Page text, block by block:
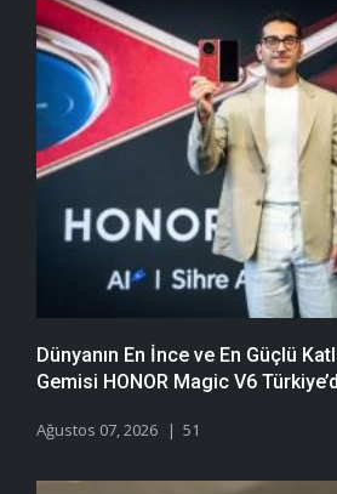
Dünyanın En İnce ve En Güçlü
Gemisi HONOR Magic V6
Ağustos 07, 2026 51